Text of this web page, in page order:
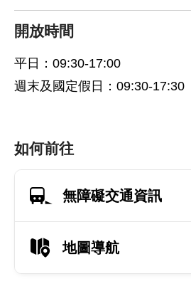
開放時間
平日：09:30-17:00
週末及國定假日：09:30-17:30
如何前往
無障礙交通資訊
地圖導航